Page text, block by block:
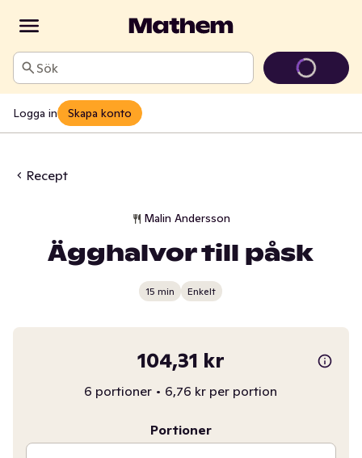
Sök
Logga in Skapa konto
Recept
Malin Andersson
Ägghalvor till påsk
15 min Enkelt
104,31 kr
6 portioner • 6,76 kr per portion
Portioner